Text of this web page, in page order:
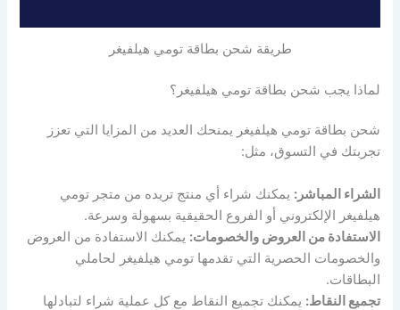
طريقة شحن بطاقة تومي هيلفيغر
لماذا يجب شحن بطاقة تومي هيلفيغر؟
شحن بطاقة تومي هيلفيغر يمنحك العديد من المزايا التي تعزز
تجربتك في التسوق، مثل:
الشراء المباشر: يمكنك شراء أي منتج تريده من متجر تومي
هيلفيغر الإلكتروني أو الفروع الحقيقية بسهولة وسرعة.
الاستفادة من العروض والخصومات: يمكنك الاستفادة من العروض
والخصومات الحصرية التي تقدمها تومي هيلفيغر لحاملي
البطاقات.
تجميع النقاط: يمكنك تجميع النقاط مع كل عملية شراء لتبادلها